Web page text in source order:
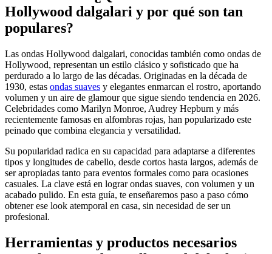
Hollywood dalgalari y por qué son tan
populares?
Las ondas Hollywood dalgalari, conocidas también como ondas de
Hollywood, representan un estilo clásico y sofisticado que ha
perdurado a lo largo de las décadas. Originadas en la década de
1930, estas ondas suaves y elegantes enmarcan el rostro, aportando
volumen y un aire de glamour que sigue siendo tendencia en 2026.
Celebridades como Marilyn Monroe, Audrey Hepburn y más
recientemente famosas en alfombras rojas, han popularizado este
peinado que combina elegancia y versatilidad.
Su popularidad radica en su capacidad para adaptarse a diferentes
tipos y longitudes de cabello, desde cortos hasta largos, además de
ser apropiadas tanto para eventos formales como para ocasiones
casuales. La clave está en lograr ondas suaves, con volumen y un
acabado pulido. En esta guía, te enseñaremos paso a paso cómo
obtener ese look atemporal en casa, sin necesidad de ser un
profesional.
Herramientas y productos necesarios